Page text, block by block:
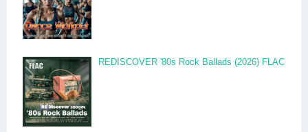
REDISCOVER '80s Rock Ballads (2026) FLAC